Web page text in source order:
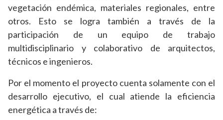
vegetación endémica, materiales regionales, entre
otros. Esto se logra también a través de la
participación de un equipo de trabajo
multidisciplinario y colaborativo de arquitectos,
técnicos e ingenieros.
Por el momento el proyecto cuenta solamente con el
desarrollo ejecutivo, el cual atiende la eficiencia
energética a través de: